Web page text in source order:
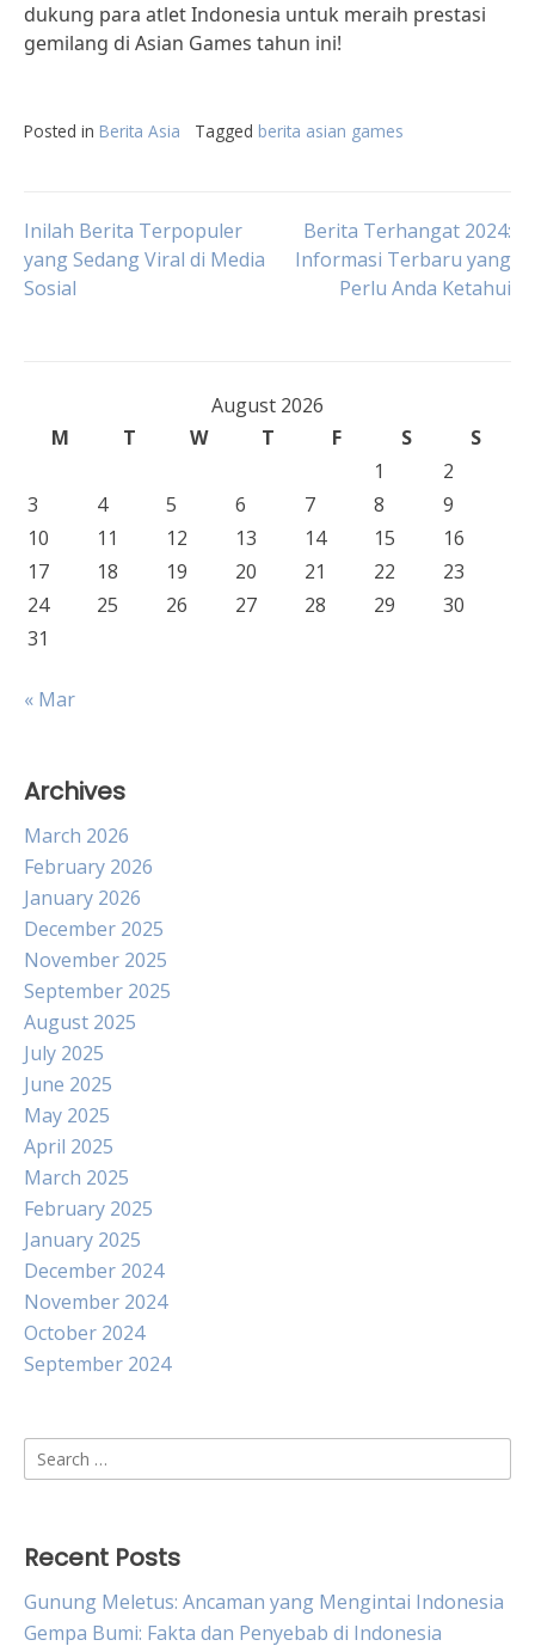
dukung para atlet Indonesia untuk meraih prestasi
gemilang di Asian Games tahun ini!
Posted in Berita Asia Tagged berita asian games
Post
navigation
Inilah Berita Terpopuler
yang Sedang Viral di Media
Sosial
Berita Terhangat 2024:
Informasi Terbaru yang
Perlu Anda Ketahui
August 2026
M
T W T F S
S
1
2
3
4 5 6 7 8
9
10
11 12 13 14 15
16
17
18 19 20 21 22
23
24
25 26 27 28 29
30
31
« Mar
Archives
March 2026
February 2026
January 2026
December 2025
November 2025
September 2025
August 2025
July 2025
June 2025
May 2025
April 2025
March 2025
February 2025
January 2025
December 2024
November 2024
October 2024
September 2024
Search
for:
Recent Posts
Gunung Meletus: Ancaman yang Mengintai Indonesia
Gempa Bumi: Fakta dan Penyebab di Indonesia